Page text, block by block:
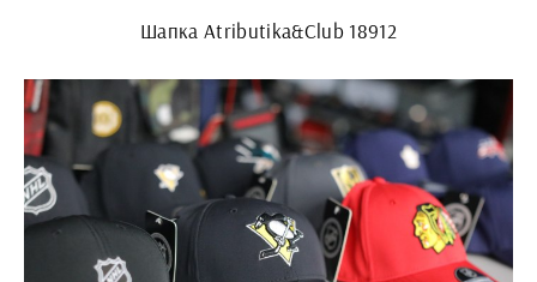
Шапка Atributika&Club 18912